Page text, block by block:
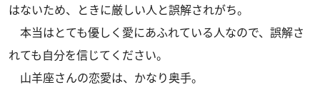
はないため、ときに厳しい人と誤解されがち。
本当はとても優しく愛にあふれている人なので、誤解さ
れても自分を信じてください。
山羊座さんの恋愛は、かなり奥手。